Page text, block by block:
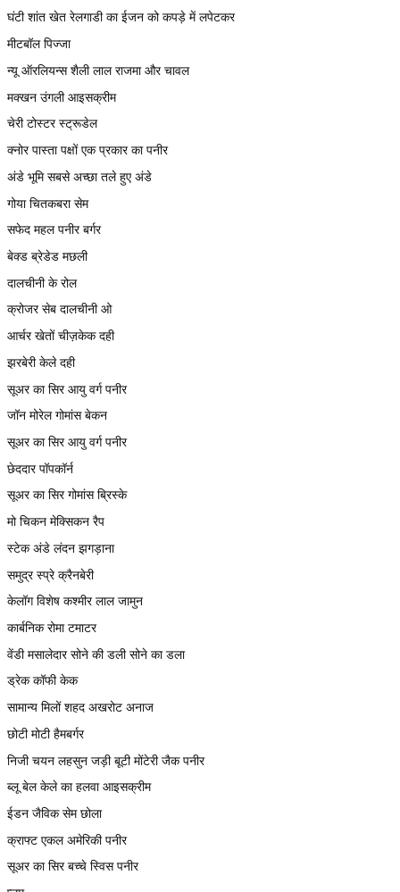
घंटी शांत खेत रेलगाडी का ईजन को कपड़े में लपेटकर
मीटबॉल पिज्जा
न्यू ऑरलियन्स शैली लाल राजमा और चावल
मक्खन उंगली आइसक्रीम
चेरी टोस्टर स्ट्रूडेल
क्नोर पास्ता पक्षों एक प्रकार का पनीर
अंडे भूमि सबसे अच्छा तले हुए अंडे
गोया चितकबरा सेम
सफेद महल पनीर बर्गर
बेक्ड ब्रेडेड मछली
दालचीनी के रोल
क्रोजर सेब दालचीनी ओ
आर्चर खेतों चीज़केक दही
झरबेरी केले दही
सूअर का सिर आयु वर्ग पनीर
जॉन मोरेल गोमांस बेकन
सूअर का सिर आयु वर्ग पनीर
छेददार पॉपकॉर्न
सूअर का सिर गोमांस ब्रिस्के
मो चिकन मेक्सिकन रैप
स्टेक अंडे लंदन झगड़ाना
समुद्र स्प्रे क्रैनबेरी
केलॉग विशेष कश्मीर लाल जामुन
कार्बनिक रोमा टमाटर
वेंडी मसालेदार सोने की डली सोने का डला
ड्रेक कॉफी केक
सामान्य मिलों शहद अखरोट अनाज
छोटी मोटी हैमबर्गर
निजी चयन लहसुन जड़ी बूटी मोंटेरी जैक पनीर
ब्लू बेल केले का हलवा आइसक्रीम
ईडन जैविक सेम छोला
क्राफ्ट एकल अमेरिकी पनीर
सूअर का सिर बच्चे स्विस पनीर